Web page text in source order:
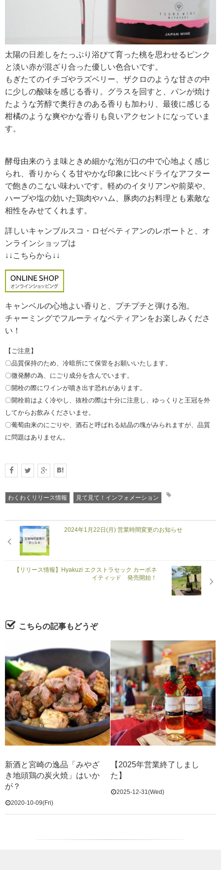
太陽の日差しをたっぷり浴びて育った桃を思わせるピンク
と淡い赤が混ざり合った優しい色合いです。
もぎたてのイチゴやラズベリー、ザクロのような甘さの中
に少しの酸味を感じる香り。グラスを回すと、パンが焼け
たような芳醇で奥行きのある香りも加わり、最後に感じる
柑橘のような爽やかな香りも良いアクセントになっていま
す。
酵母由来のうま味ときめ細かな泡が口の中で心地よく感じ
られ、香りからくる甘やかな印象に比べドライなアフター
で飽きのこない味わいです。軽めのイタリアンや前菜や、
ハーブや塩の効いた鶏肉やハム、豚肉のお料理とも素敵な
相性をみせてくれます。
詳しいキャンブルスコ・ロゼペティアンのレポートと、オ
ンラインショップは
↓↓こちらから↓↓
キャンベルの心地よい香りと、プチプチと弾ける泡。
チャーミングでフルーティなペティアンをお楽しみくださ
い！
【ご注意】
〇品質保持のため、冷暗所にて保管をお願いいたします。
〇微発酵の為、にごり成分を含んでいます。
〇開栓の際にワインが噴き出す恐れがあります。
〇開栓前はよく冷やし、抜栓の際は十分に注意し、ゆっくりと王冠を外
してからお飲みくださいませ。
〇葡萄由来のにごりや、酒石と呼ばれる結晶の塊がみられますが、品質
に問題はありません。
わくわくリリース情報 見て見て！インフォメーション
2024年1月22日(月) 営業時間変更のお知らせ
【リリース情報】Hyakuzi エクストラセック カーボネ
イティッド 発売開始！
こちらの記事もどうぞ
新酒と宮崎の逸品「みやざ
き地頭鶏の炭火焼」はいか
が？
2020-10-09(Fri)
【2025年営業終了しまし
た】
2025-12-31(Wed)